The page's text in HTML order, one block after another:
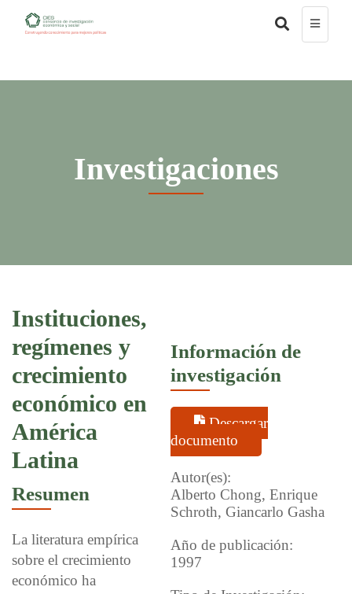
Investigaciones
Instituciones,
regímenes y
crecimiento
económico en
América
Latina
Resumen
La literatura empírica
sobre el crecimiento
económico ha
Información de
investigación
Descargar
documento
Autor(es):
Alberto Chong, Enrique
Schroth, Giancarlo Gasha
Año de publicación:
1997